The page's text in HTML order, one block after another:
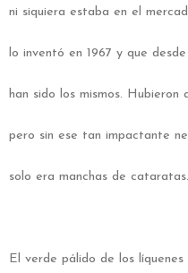
ni siquiera estaba en el
lo inventó en 1967 y que
han sido los mismos. Hubieron
pero sin ese tan impactante
solo era manchas de
El verde pálido de los